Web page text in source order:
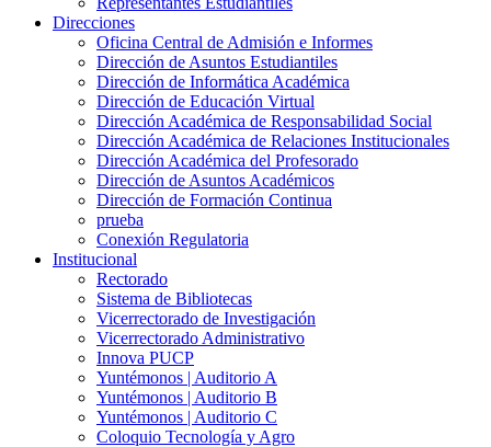
Direcciones
Oficina Central de Admisión e Informes
Dirección de Asuntos Estudiantiles
Dirección de Informática Académica
Dirección de Educación Virtual
Dirección Académica de Responsabilidad Social
Dirección Académica de Relaciones Institucionales
Dirección Académica del Profesorado
Dirección de Asuntos Académicos
Dirección de Formación Continua
prueba
Conexión Regulatoria
Institucional
Rectorado
Sistema de Bibliotecas
Vicerrectorado de Investigación
Vicerrectorado Administrativo
Innova PUCP
Yuntémonos | Auditorio A
Yuntémonos | Auditorio B
Yuntémonos | Auditorio C
Coloquio Tecnología y Agro